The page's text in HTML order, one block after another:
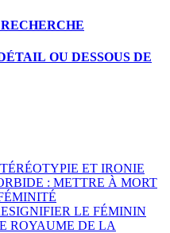
OU DESSOUS DE
ET IRONIE
: METTRE À MORT
LE FÉMININ
ROYAUME DE LA